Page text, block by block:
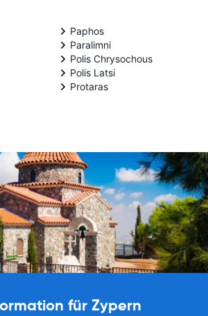
Paphos
Paralimni
Polis Chrysochous
Polis Latsi
Protaras
für Zypern